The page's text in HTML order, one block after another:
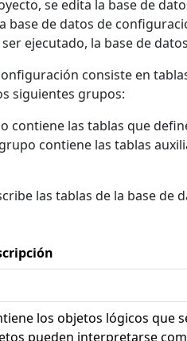
se edita la base de
base de datos de
ejecutado, la base de
consiste en
siguientes grupos:
contiene las tablas que
contiene las tablas
las tablas de la base de
los objetos lógicos que
pueden interpretarse